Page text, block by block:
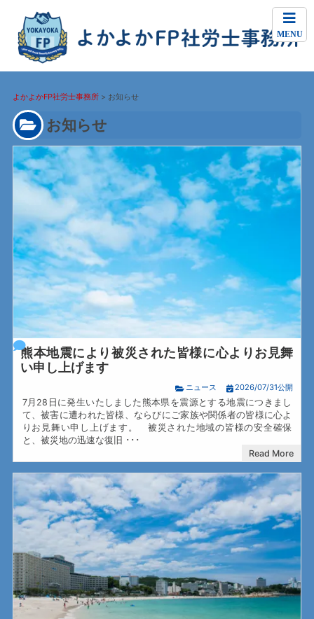
MENU
よかよかFP社労士事務所> お知らせ
お知らせ
熊本地震により被災された皆様に心よりお見舞
い申し上げます
ニュース 2026/07/31公開
7月28日に発生いたしました熊本県を震源とする地震につきまし
て、被害に遭われた皆様、ならびにご家族や関係者の皆様に心よ
りお見舞い申し上げます。 被災された地域の皆様の安全確保
と、被災地の迅速な復旧 ･･･
Read More